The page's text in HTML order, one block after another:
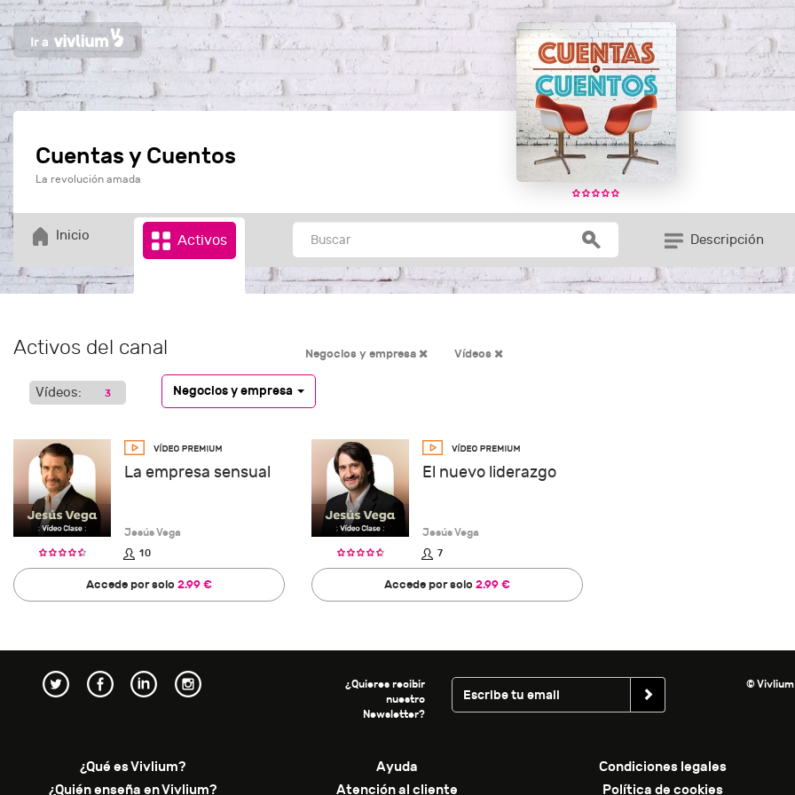
Cuentas y Cuentos
La revolución amada
Inicio Activos Descripción
Activos del canal Vídeos
Negocios y empresa
Vídeos: 3 Negocios y empresa
La empresa sensual
Jesús Vega
10
Accede por solo2.99 €
El nuevo liderazgo
Jesús Vega
7
Accede por solo2.99 €
¿Quieres recibir
nuestro
Newsletter?
© Vivlium
¿Qué es Vivlium? Ayuda
Condiciones legales
¿Quién enseña en Vivlium?
Atención al cliente Política de cookies